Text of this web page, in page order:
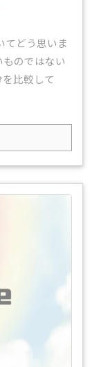
てどう思いま
のではない
比較して